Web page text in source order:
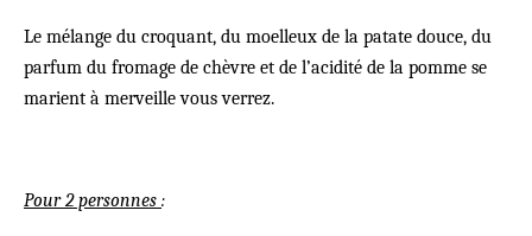
Le mélange du croquant, du moelleux de la patate douce, du
parfum du fromage de chèvre et de l’acidité de la pomme se
marient à merveille vous verrez.
Pour 2 personnes :